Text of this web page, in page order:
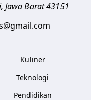
, Jawa Barat 43151
Kuliner
Teknologi
Pendidikan